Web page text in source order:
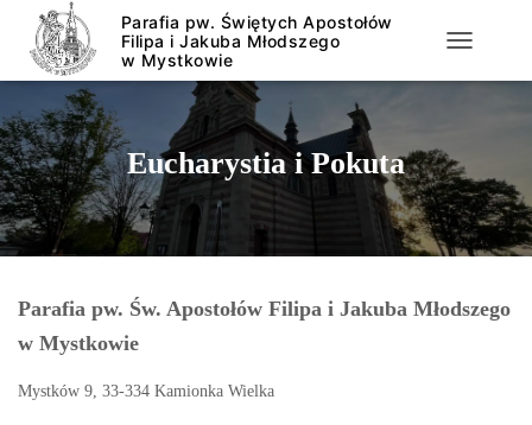
Eucharystia i Pokuta
Parafia pw. Św. Apostołów Filipa i Jakuba Młodszego
w Mystkowie
Mystków 9, 33-334 Kamionka Wielka